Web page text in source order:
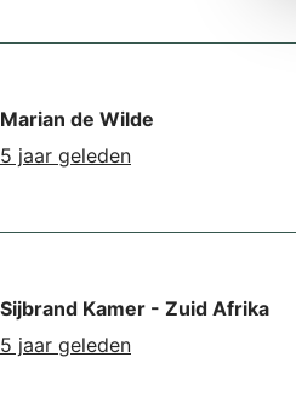
Marian de Wilde
5 jaar geleden
Sijbrand Kamer - Zuid Afrika
5 jaar geleden